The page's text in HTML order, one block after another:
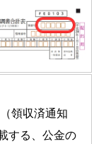
領収済通知
する、公金の